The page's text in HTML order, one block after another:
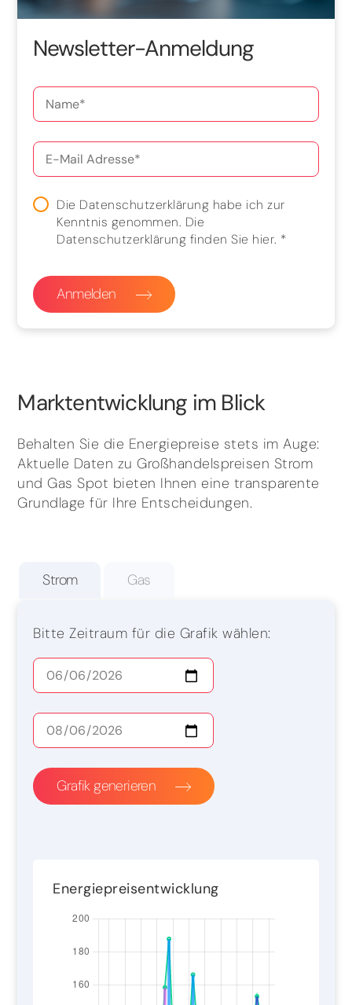
Newsletter-Anmeldung
Die Datenschutzerklärung habe ich zur
Kenntnis genommen. Die
Datenschutzerklärung finden Sie hier. *
Anmelden
Marktentwicklung im Blick
Behalten Sie die Energiepreise stets im Auge:
Aktuelle Daten zu Großhandelspreisen Strom
und Gas Spot bieten Ihnen eine transparente
Grundlage für Ihre Entscheidungen.
Strom Gas
Bitte Zeitraum für die Grafik wählen:
Grafik generieren
Energiepreisentwicklung